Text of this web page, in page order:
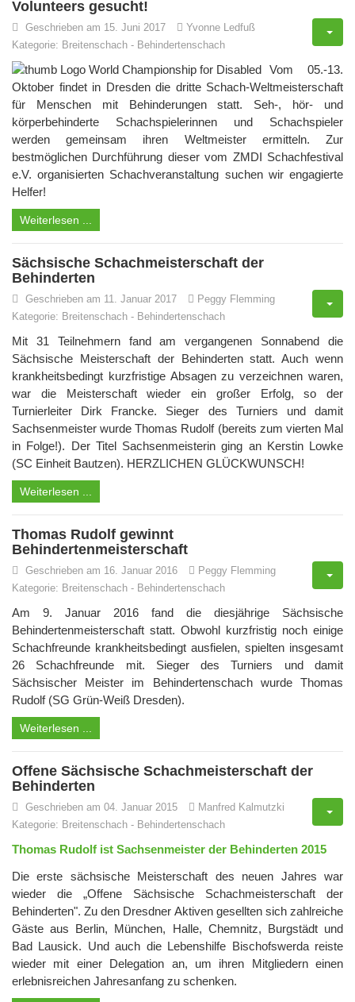
Volunteers gesucht!
Geschrieben am 15. Juni 2017
Yvonne Ledfuß
Kategorie: Breitenschach - Behindertenschach
Vom 05.-13.
Oktober findet in Dresden die dritte Schach-Weltmeisterschaft
für Menschen mit Behinderungen statt. Seh-, hör- und
körperbehinderte Schachspielerinnen und Schachspieler
werden gemeinsam ihren Weltmeister ermitteln. Zur
bestmöglichen Durchführung dieser vom ZMDI Schachfestival
e.V. organisierten Schachveranstaltung suchen wir engagierte
Helfer!
Weiterlesen ...
Sächsische Schachmeisterschaft der
Behinderten
Geschrieben am 11. Januar 2017
Peggy Flemming
Kategorie: Breitenschach - Behindertenschach
Mit 31 Teilnehmern fand am vergangenen Sonnabend die
Sächsische Meisterschaft der Behinderten statt. Auch wenn
krankheitsbedingt kurzfristige Absagen zu verzeichnen waren,
war die Meisterschaft wieder ein großer Erfolg, so der
Turnierleiter Dirk Francke. Sieger des Turniers und damit
Sachsenmeister wurde Thomas Rudolf (bereits zum vierten Mal
in Folge!). Der Titel Sachsenmeisterin ging an Kerstin Lowke
(SC Einheit Bautzen). HERZLICHEN GLÜCKWUNSCH!
Weiterlesen ...
Thomas Rudolf gewinnt
Behindertenmeisterschaft
Geschrieben am 16. Januar 2016
Peggy Flemming
Kategorie: Breitenschach - Behindertenschach
Am 9. Januar 2016 fand die diesjährige Sächsische
Behindertenmeisterschaft statt. Obwohl kurzfristig noch einige
Schachfreunde krankheitsbedingt ausfielen, spielten insgesamt
26 Schachfreunde mit. Sieger des Turniers und damit
Sächsischer Meister im Behindertenschach wurde Thomas
Rudolf (SG Grün-Weiß Dresden).
Weiterlesen ...
Offene Sächsische Schachmeisterschaft der
Behinderten
Geschrieben am 04. Januar 2015
Manfred Kalmutzki
Kategorie: Breitenschach - Behindertenschach
Thomas Rudolf ist Sachsenmeister der Behinderten 2015
Die erste sächsische Meisterschaft des neuen Jahres war
wieder die „Offene Sächsische Schachmeisterschaft der
Behinderten". Zu den Dresdner Aktiven gesellten sich zahlreiche
Gäste aus Berlin, München, Halle, Chemnitz, Burgstädt und
Bad Lausick. Und auch die Lebenshilfe Bischofswerda reiste
wieder mit einer Delegation an, um ihren Mitgliedern einen
erlebnisreichen Jahresanfang zu schenken.